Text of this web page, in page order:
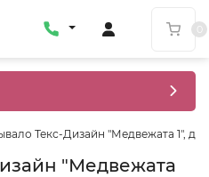
Текс-Дизайн "Медвежата 1",
"Медвежата